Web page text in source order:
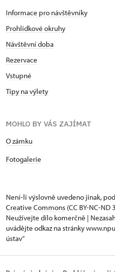
Informace pro návštěvníky
Prohlídkové okruhy
Návštěvní doba
Rezervace
Vstupné
Tipy na výlety
MOHLO BY VÁS ZAJÍMAT
O zámku
Fotogalerie
Není-li výslovně uvedeno jinak,
Creative Commons (CC BY-NC-ND
Neužívejte dílo komerčně |
uvádějte odkaz na stránky
ústav“